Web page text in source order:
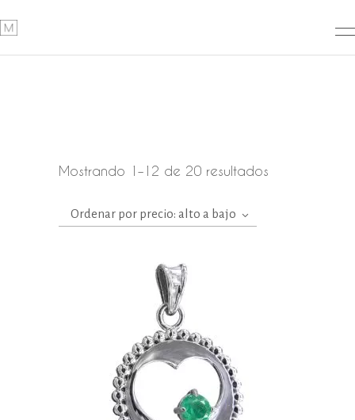
Mostrando 1–12 de 20 resultados
Ordenar por precio: alto a bajo